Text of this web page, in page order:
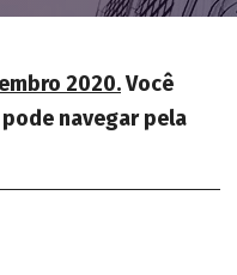
2020.Você
navegar pela